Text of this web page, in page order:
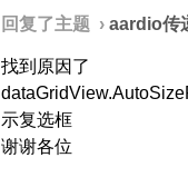
回复了主题 › aardio传
找到原因了
示复选框
谢谢各位